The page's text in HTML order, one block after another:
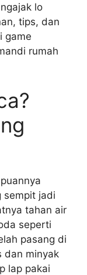
lo
tips, dan
game
rumah
sempit jadi
tahan air
seperti
pasang di
dan minyak
lap pakai